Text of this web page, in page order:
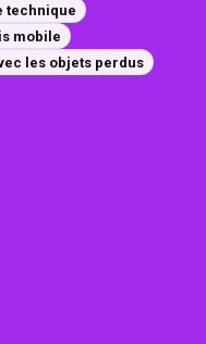
technique
mobile
les objets perdus